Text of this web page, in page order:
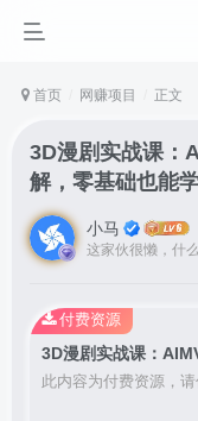
首页 网赚项目 正文
3D漫剧实战课：
解，零基础也能
小马
这家伙很懒，什
此内容为付费资源，
付费资源